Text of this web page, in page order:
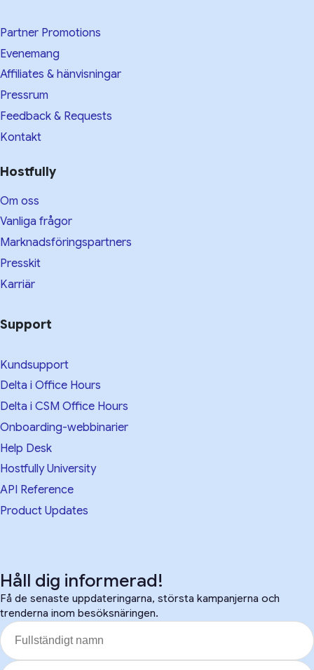
Partner Promotions
Evenemang
Affiliates & hänvisningar
Pressrum
Feedback & Requests
Kontakt
Hostfully
Om oss
Vanliga frågor
Marknadsföringspartners
Presskit
Karriär
Support
Kundsupport
Delta i Office Hours
Delta i CSM Office Hours
Onboarding-webbinarier
Help Desk
Hostfully University
API Reference
Product Updates
Håll dig informerad!
Få de senaste uppdateringarna, största kampanjerna och
trenderna inom besöksnäringen.